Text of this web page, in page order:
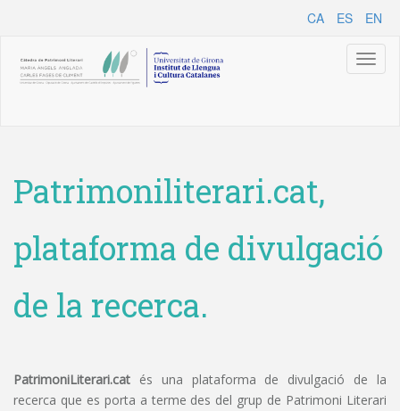
CA ES EN
Patrimoniliterari.cat,
plataforma de divulgació
de la recerca.
PatrimoniLiterari.cat és una plataforma de divulgació de la
recerca que es porta a terme des del grup de Patrimoni Literari